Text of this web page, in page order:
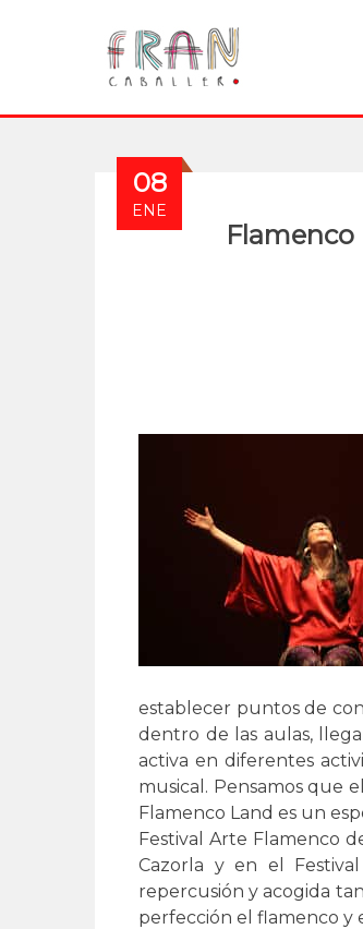
08
ENE
Flamenco
establecer puntos de
dentro de las aulas,
activa en diferentes
musical. Pensamos que
Flamenco Land es un
Festival Arte Flamenco
Cazorla y en el
repercusión y acogida
perfección el flamenco y